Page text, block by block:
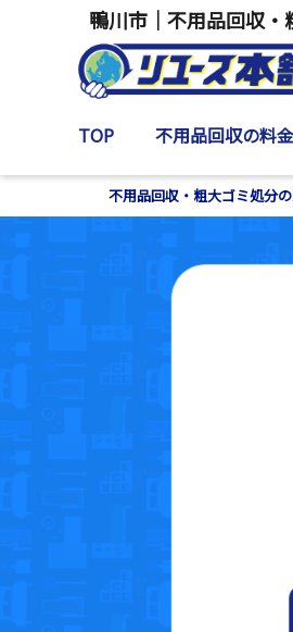
TOP 不用品回収の料金
鴨川市｜不用品回収・
不用品回収・粗大ゴミ処分の